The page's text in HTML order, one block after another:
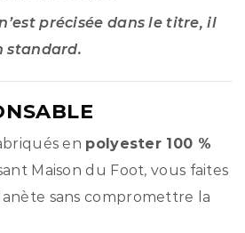
précisée dans le titre, il
standard.
en polyester 100 %
Maison du Foot, vous faites
sans compromettre la